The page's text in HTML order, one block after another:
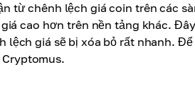
từ chênh lệch giá coin trên các
cao hơn trên nền tảng khác.
lệch giá sẽ bị xóa bỏ rất nhanh. Để